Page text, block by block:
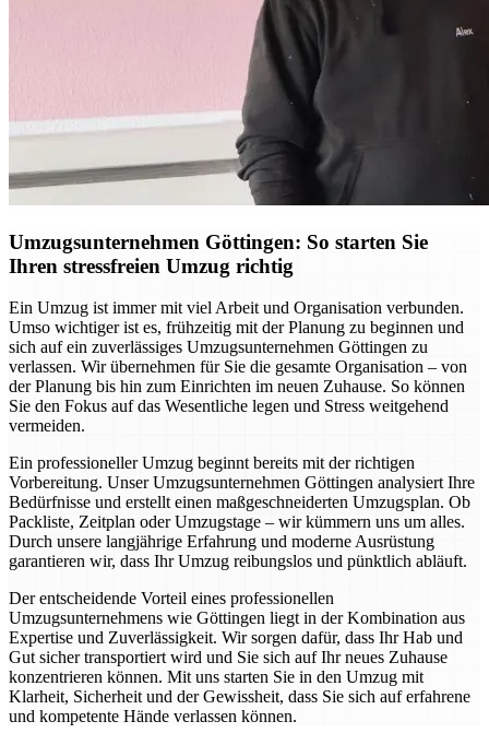
Umzugsunternehmen Göttingen: So starten Sie
Ihren stressfreien Umzug richtig
Ein Umzug ist immer mit viel Arbeit und Organisation verbunden.
Umso wichtiger ist es, frühzeitig mit der Planung zu beginnen und
sich auf ein zuverlässiges Umzugsunternehmen Göttingen zu
verlassen. Wir übernehmen für Sie die gesamte Organisation – von
der Planung bis hin zum Einrichten im neuen Zuhause. So können
Sie den Fokus auf das Wesentliche legen und Stress weitgehend
vermeiden.
Ein professioneller Umzug beginnt bereits mit der richtigen
Vorbereitung. Unser Umzugsunternehmen Göttingen analysiert Ihre
Bedürfnisse und erstellt einen maßgeschneiderten Umzugsplan. Ob
Packliste, Zeitplan oder Umzugstage – wir kümmern uns um alles.
Durch unsere langjährige Erfahrung und moderne Ausrüstung
garantieren wir, dass Ihr Umzug reibungslos und pünktlich abläuft.
Der entscheidende Vorteil eines professionellen
Umzugsunternehmens wie Göttingen liegt in der Kombination aus
Expertise und Zuverlässigkeit. Wir sorgen dafür, dass Ihr Hab und
Gut sicher transportiert wird und Sie sich auf Ihr neues Zuhause
konzentrieren können. Mit uns starten Sie in den Umzug mit
Klarheit, Sicherheit und der Gewissheit, dass Sie sich auf erfahrene
und kompetente Hände verlassen können.